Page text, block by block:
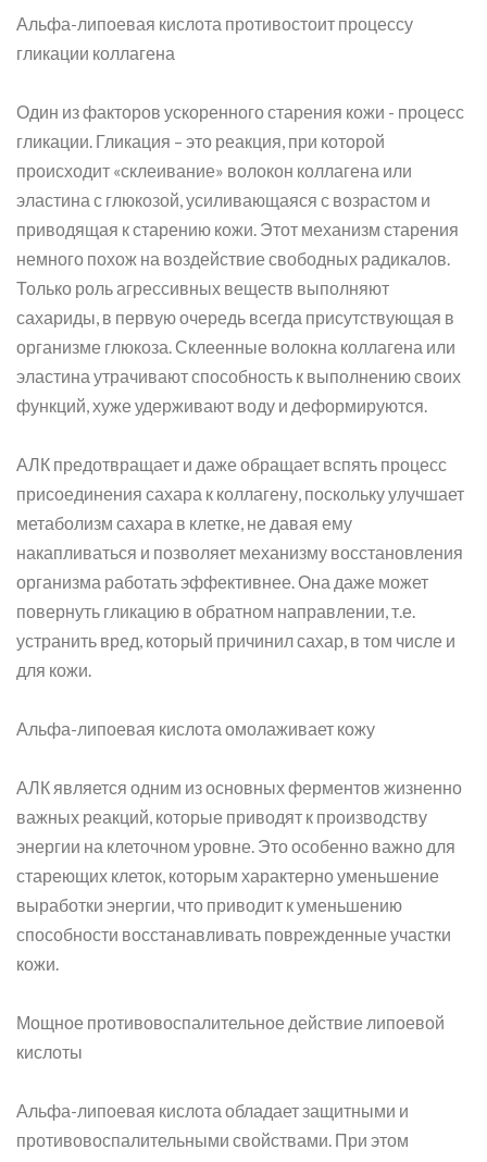
Альфа-липоевая кислота противостоит процессу
гликации коллагена
Один из факторов ускоренного старения кожи - процесс
гликации. Гликация – это реакция, при которой
происходит «склеивание» волокон коллагена или
эластина с глюкозой, усиливающаяся с возрастом и
приводящая к старению кожи. Этот механизм старения
немного похож на воздействие свободных радикалов.
Только роль агрессивных веществ выполняют
сахариды, в первую очередь всегда присутствующая в
организме глюкоза. Склеенные волокна коллагена или
эластина утрачивают способность к выполнению своих
функций, хуже удерживают воду и деформируются.
АЛК предотвращает и даже обращает вспять процесс
присоединения сахара к коллагену, поскольку улучшает
метаболизм сахара в клетке, не давая ему
накапливаться и позволяет механизму восстановления
организма работать эффективнее. Она даже может
повернуть гликацию в обратном направлении, т.е.
устранить вред, который причинил сахар, в том числе и
для кожи.
Альфа-липоевая кислота омолаживает кожу
АЛК является одним из основных ферментов жизненно
важных реакций, которые приводят к производству
энергии на клеточном уровне. Это особенно важно для
стареющих клеток, которым характерно уменьшение
выработки энергии, что приводит к уменьшению
способности восстанавливать поврежденные участки
кожи.
Мощное противовоспалительное действие липоевой
кислоты
Альфа-липоевая кислота обладает защитными и
противовоспалительными свойствами. При этом